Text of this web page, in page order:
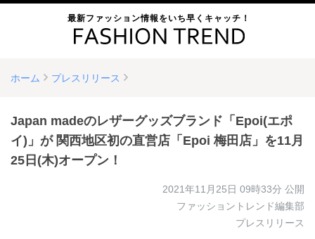
最新ファッション情報をいち早くキャッチ！
ホーム プレスリリース
Japan madeのレザーグッズブランド「Epoi(エポ
イ)」が 関西地区初の直営店「Epoi 梅田店」を11月
25日(木)オープン！
2021年11月25日 09時33分 公開
ファッショントレンド編集部
プレスリリース